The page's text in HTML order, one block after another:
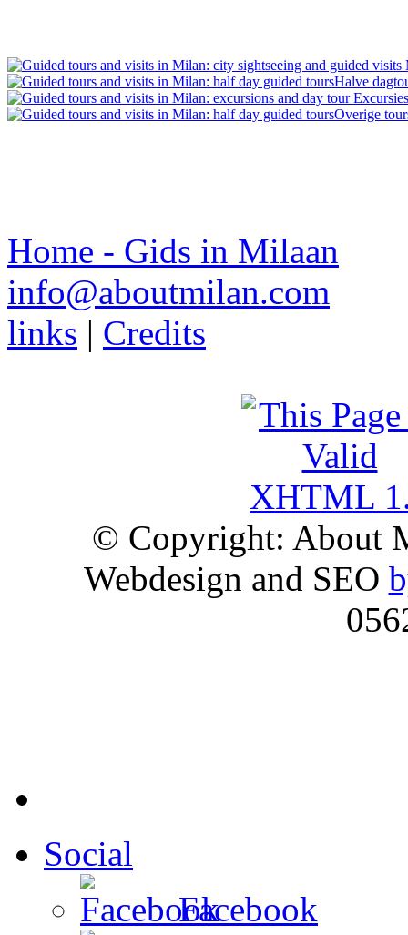
Halve
Overige
Home - Gids in Milaan
info@aboutmilan.com
links | Credits
© Copyright: About
Webdesign and SEO
Social
Facebook